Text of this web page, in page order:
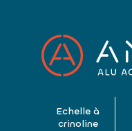
Echelle à
crinoline